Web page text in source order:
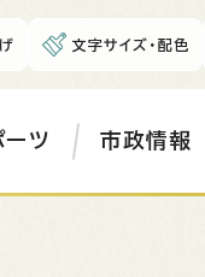
文字サイズ・配色
ーツ 市政情報